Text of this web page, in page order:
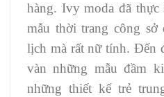
hàng. Ivy moda đã thực
mẫu thời trang công sở
lịch mà rất nữ tính. Đến
vàn những mẫu đầm
những thiết kế trẻ